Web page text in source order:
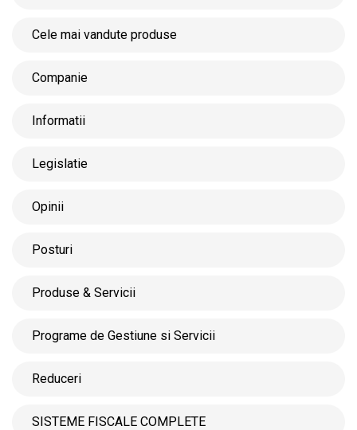
Cele mai vandute produse
Companie
Informatii
Legislatie
Opinii
Posturi
Produse & Servicii
Programe de Gestiune si Servicii
Reduceri
SISTEME FISCALE COMPLETE